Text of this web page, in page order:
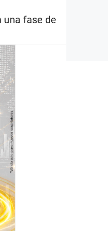
una fase de